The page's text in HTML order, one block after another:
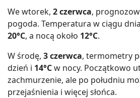
We wtorek, 2 czerwca,
pogoda. Temperatura w ciągu
20°C, a nocą około 12°C.
W środę, 3 czerwca, termometry
dzień i 14°Cw nocy. Początkowo
zachmurzenie, ale po południu
przejaśnienia i więcej słońca.